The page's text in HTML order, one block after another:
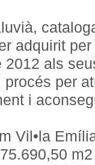
adquirit
2012 als
per
i
Vil•la